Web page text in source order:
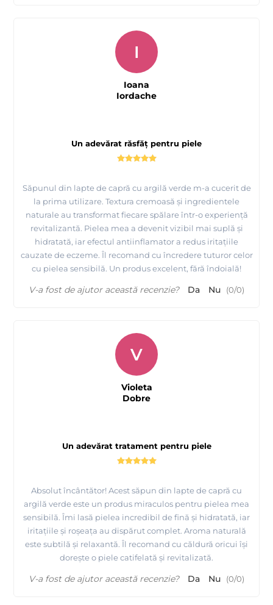
Un adevărat răsfăț pentru piele
Săpunul din lapte de capră cu argilă verde m-a cucerit de
la prima utilizare. Textura cremoasă și ingredientele
naturale au transformat fiecare spălare într-o experiență
revitalizantă. Pielea mea a devenit vizibil mai suplă și
hidratată, iar efectul antiinflamator a redus iritațiile
cauzate de eczeme. Îl recomand cu încredere tuturor celor
cu pielea sensibilă. Un produs excelent, fără îndoială!
I
Ioana
Iordache
V-a fost de ajutor această recenzie? Da Nu (0/0)
Un adevărat tratament pentru piele
Absolut încântător! Acest săpun din lapte de capră cu
argilă verde este un produs miraculos pentru pielea mea
sensibilă. Îmi lasă pielea incredibil de fină și hidratată, iar
iritațiile și roșeața au dispărut complet. Aroma naturală
este subtilă și relaxantă. Îl recomand cu căldură oricui își
dorește o piele catifelată și revitalizată.
V
Violeta
Dobre
V-a fost de ajutor această recenzie? Da Nu (0/0)